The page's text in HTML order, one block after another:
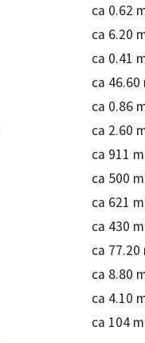
ca 0.62
ca 6.20
ca 0.41
ca
ca 0.86
ca 2.60
ca 911
ca 500
ca 621
ca 430
ca
ca 8.80
ca 4.10
ca 104